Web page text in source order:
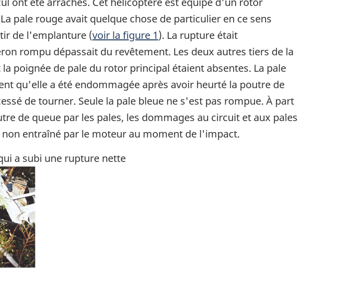
pale rouge avait quelque chose de particulier en ce sens
de l'emplanture (voir la figure 1). La rupture était
rompu dépassait du revêtement. Les deux autres tiers de la
poignée de pale du rotor principal étaient absentes. La pale
qu'elle a été endommagée après avoir heurté la poutre de
de tourner. Seule la pale bleue ne s'est pas rompue. À part
de queue par les pales, les dommages au circuit et aux pales
entraîné par le moteur au moment de l'impact.
a subi une rupture nette